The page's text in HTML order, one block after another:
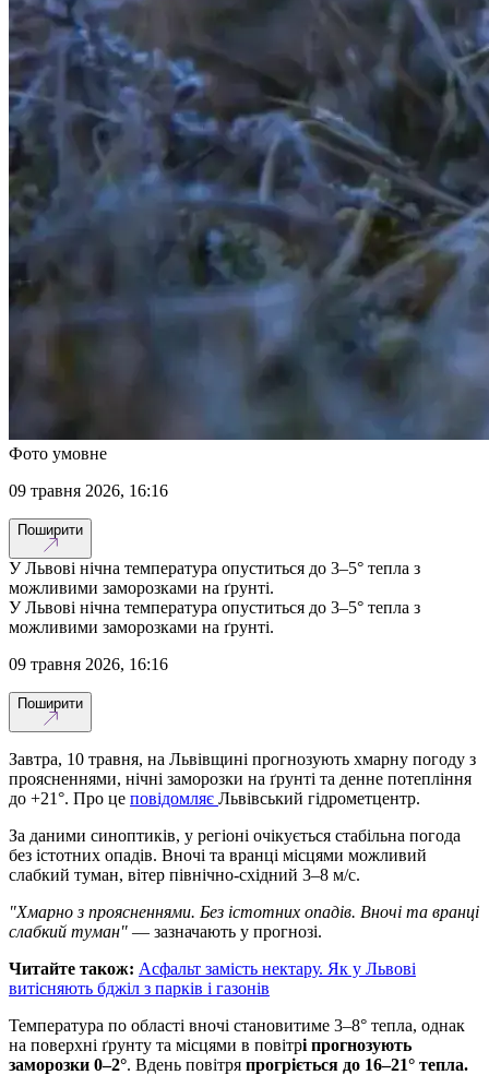
Фото умовне
09 травня 2026, 16:16
Поширити
У Львові нічна температура опуститься до 3–5° тепла з
можливими заморозками на ґрунті.
У Львові нічна температура опуститься до 3–5° тепла з
можливими заморозками на ґрунті.
09 травня 2026, 16:16
Поширити
Завтра, 10 травня, на Львівщині прогнозують хмарну погоду з
проясненнями, нічні заморозки на ґрунті та денне потепління
до +21°. Про це повідомляє Львівський гідрометцентр.
За даними синоптиків, у регіоні очікується стабільна погода
без істотних опадів. Вночі та вранці місцями можливий
слабкий туман, вітер північно-східний 3–8 м/с.
"Хмарно з проясненнями. Без істотних опадів. Вночі та вранці
слабкий туман" — зазначають у прогнозі.
Читайте також: Асфальт замість нектару. Як у Львові
витісняють бджіл з парків і газонів
Температура по області вночі становитиме 3–8° тепла, однак
на поверхні ґрунту та місцями в повітрі прогнозують
заморозки 0–2°. Вдень повітря прогріється до 16–21° тепла.